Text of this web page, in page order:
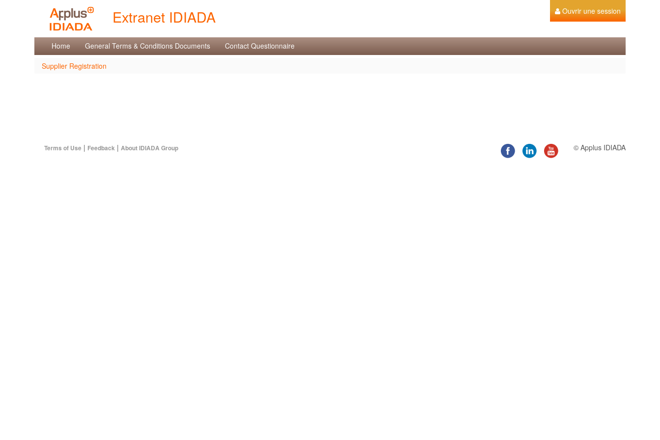
Ouvrir une session
Extranet IDIADA
Supplier Registration
Home General Terms & Conditions Documents Contact Questionnaire
Supplier Registration
Terms of Use | Feedback | About IDIADA Group © Applus IDIADA